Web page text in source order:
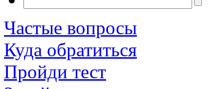
Частые вопросы
Куда обратиться
Пройди тест